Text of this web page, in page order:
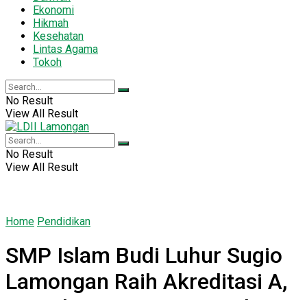
Ekonomi
Hikmah
Kesehatan
Lintas Agama
Tokoh
No Result
View All Result
No Result
View All Result
Home Pendidikan
SMP Islam Budi Luhur Sugio
Lamongan Raih Akreditasi A,